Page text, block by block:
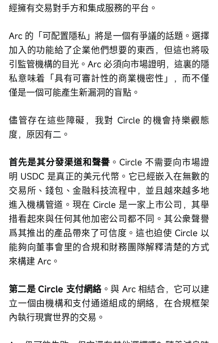
經擁有交易對手方和集成服務的平台。
Arc 的「可配置隱私」將是一個有爭議的話題。選擇
加入的功能給了企業他們想要的東西，但這也將吸
引監管機構的目光。Arc 必須向市場證明，這裏的隱
私意味着「具有可審計性的商業機密性」，而不僅
僅是一個可能產生新漏洞的盲點。
儘管存在這些障礙，我對 Circle 的機會持樂觀態
度，原因有二。
首先是其分發渠道和聲譽 。Circle 不需要向市場證
明 USDC 是真正的美元代幣。它已經嵌入在無數的
交易所、錢包、金融科技流程中，並且越來越多地
進入機構管道。現在 Circle 是一家上市公司，其舉
措看起來與任何其他加密公司都不同。其公衆聲譽
爲其推出的產品帶來了可信度。這也迫使 Circle 以
能夠向董事會里的合規和財務團隊解釋清楚的方式
來構建 Arc。
第二是 Circle 支付網絡。與 Arc 相結合，它可以建
立一個由機構和支付通道組成的網絡，在合規框架
內執行現實世界的交易。